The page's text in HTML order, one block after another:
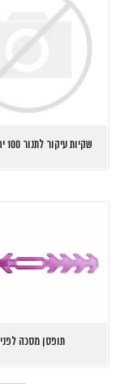
שקיות עיקור לתנור 100 יח במארז
תופסן מסכה